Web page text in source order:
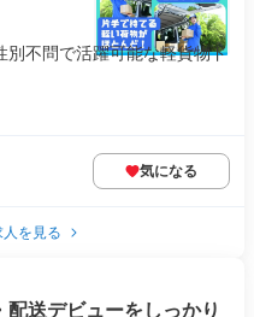
不問で活躍可能な軽貨物ド
気になる
を見る
送デビューをしっかり